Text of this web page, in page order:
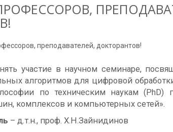
преподавателей, докторантов!
участие в научном семинаре,
алгоритмов для цифровой
по техническим наукам (PhD)
комплексов и компьютерных сетей».
– д.т.н., проф. Х.Н.Зайнидинов